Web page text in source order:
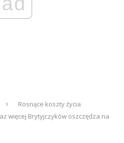
Rosnące koszty życia
więcej Brytyjczyków oszczędza na